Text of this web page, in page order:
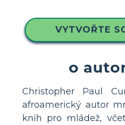
VYTVOŘTE
o
Christopher Paul
afroamerický autor
knih pro mládež,